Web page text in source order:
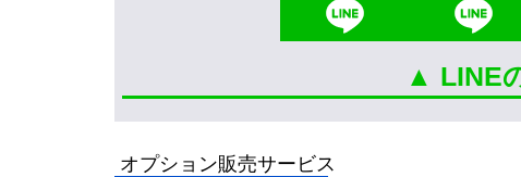
▲ LINE
オプション販売サービス